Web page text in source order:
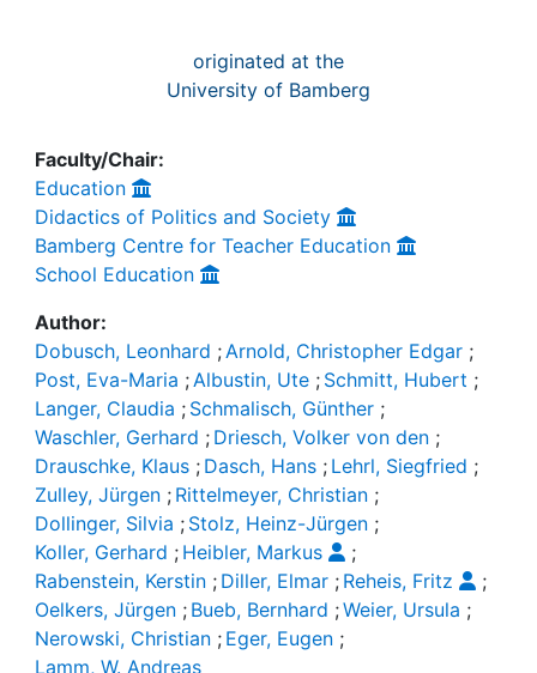
originated at the
University of Bamberg
Faculty/Chair:
Education
Didactics of Politics and Society
Bamberg Centre for Teacher Education
School Education
Author:
Dobusch, Leonhard ;Arnold, Christopher Edgar ;
Post, Eva-Maria ;Albustin, Ute ; Schmitt, Hubert ;
Langer, Claudia ; Schmalisch, Günther ;
Waschler, Gerhard ; Driesch, Volker von den ;
Drauschke, Klaus ; Dasch, Hans ; Lehrl, Siegfried ;
Zulley, Jürgen ; Rittelmeyer, Christian ;
Dollinger, Silvia ; Stolz, Heinz-Jürgen ;
Koller, Gerhard ; Heibler, Markus
;
Rabenstein, Kerstin ; Diller, Elmar ; Reheis, Fritz
;
Oelkers, Jürgen ; Bueb, Bernhard ;Weier, Ursula ;
Nerowski, Christian ; Eger, Eugen ;
Lamm, W. Andreas